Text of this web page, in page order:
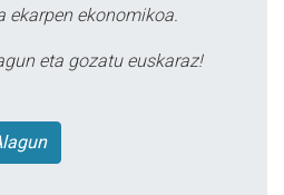
ekarpen ekonomikoa.
eta gozatu euskaraz!